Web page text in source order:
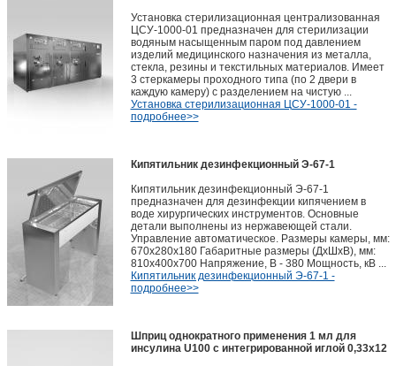
Установка стерилизационная централизованная
ЦСУ-1000-01 предназначен для стерилизации
водяным насыщенным паром под давлением
изделий медицинского назначения из металла,
стекла, резины и текстильных материалов. Имеет
3 стеркамеры проходного типа (по 2 двери в
каждую камеру) с разделением на чистую ...
Установка стерилизационная ЦСУ-1000-01 -
подробнее>>
Кипятильник дезинфекционный Э-67-1
Кипятильник дезинфекционный Э-67-1
предназначен для дезинфекции кипячением в
воде хирургических инструментов. Основные
детали выполнены из нержавеющей стали.
Управление автоматическое. Размеры камеры, мм:
670х280х180 Габаритные размеры (ДхШхВ), мм:
810х400х700 Напряжение, В - 380 Мощность, кВ ...
Кипятильник дезинфекционный Э-67-1 -
подробнее>>
Шприц однократного применения 1 мл для
инсулина U100 с интегрированной иглой 0,33х12